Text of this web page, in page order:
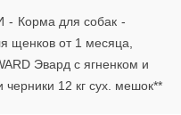
- Корма для собак -
щенков от 1 месяца,
Эвард с ягненком и
12 кг сух. мешок**